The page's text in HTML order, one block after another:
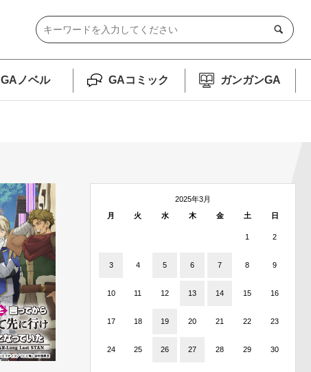
GAノベル GAコミック ガンガンGA
2025年3月
月
火 水 木 金 土 日
1 2
3 4 5 6 7 8 9
10 11 12 13 14 15 16
17 18 19 20 21 22 23
24 25 26 27 28 29 30